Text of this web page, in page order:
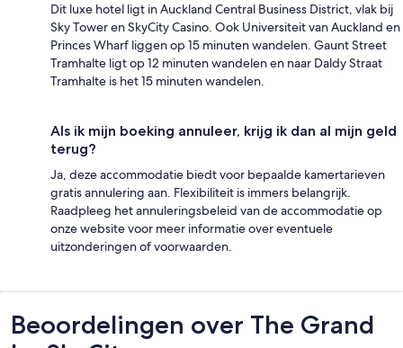
Dit luxe hotel ligt in Auckland Central Business District, vlak bij
Sky Tower en SkyCity Casino. Ook Universiteit van Auckland en
Princes Wharf liggen op 15 minuten wandelen. Gaunt Street
Tramhalte ligt op 12 minuten wandelen en naar Daldy Straat
Tramhalte is het 15 minuten wandelen.
Als ik mijn boeking annuleer, krijg ik dan al mijn geld
terug?
Ja, deze accommodatie biedt voor bepaalde kamertarieven
gratis annulering aan. Flexibiliteit is immers belangrijk.
Raadpleeg het annuleringsbeleid van de accommodatie op
onze website voor meer informatie over eventuele
uitzonderingen of voorwaarden.
Beoordelingen
Beoordelingen over The Grand